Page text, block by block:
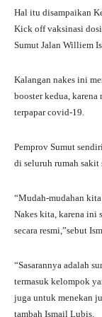
Hal itu disampaikan
Kick off vaksinasi
Sumut Jalan Williem
Kalangan nakes ini
booster kedua,
terpapar covid-19.
Pemprov Sumut
di seluruh rumah sakit
“Mudah-mudahan
Nakes kita, karena ini
secara resmi,”sebut
“Sasarannya adalah
termasuk kelompok
juga untuk menekan
tambah Ismail Lubis.